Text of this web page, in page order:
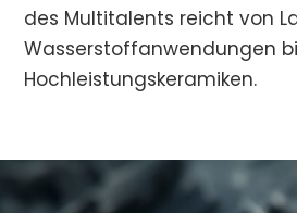
des Multitalents reicht von
Wasserstoffanwendungen
Hochleistungskeramiken.